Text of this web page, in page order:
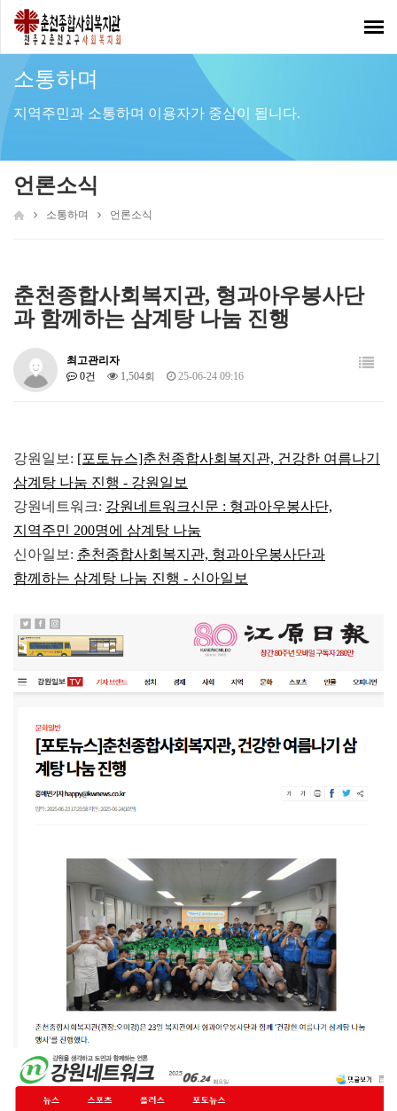
소통하며
지역주민과 소통하며 이용자가 중심이 됩니다.
언론소식
소통하며 언론소식
춘천종합사회복지관, 형과아우봉사단
과 함께하는 삼계탕 나눔 진행
최고관리자
0건
1,504회 25-06-24 09:16
강원일보: [포토뉴스]춘천종합사회복지관, 건강한 여름나기
삼계탕 나눔 진행 - 강원일보
강원네트워크: 강원네트워크신문 : 형과아우봉사단,
지역주민 200명에 삼계탕 나눔
신아일보: 춘천종합사회복지관, 형과아우봉사단과
함께하는 삼계탕 나눔 진행 - 신아일보